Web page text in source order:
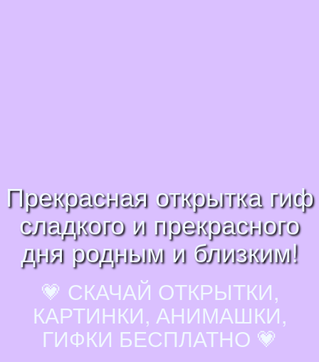
Прекрасная открытка гиф
сладкого и прекрасного
дня родным и близким!
💗 СКАЧАЙ ОТКРЫТКИ,
КАРТИНКИ, АНИМАШКИ,
ГИФКИ БЕСПЛАТНО 💗